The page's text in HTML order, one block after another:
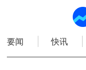
要闻 快讯